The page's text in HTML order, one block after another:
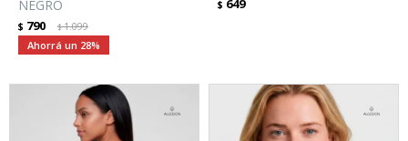
NEGRO
$ 790 $1.099
28
$ 649